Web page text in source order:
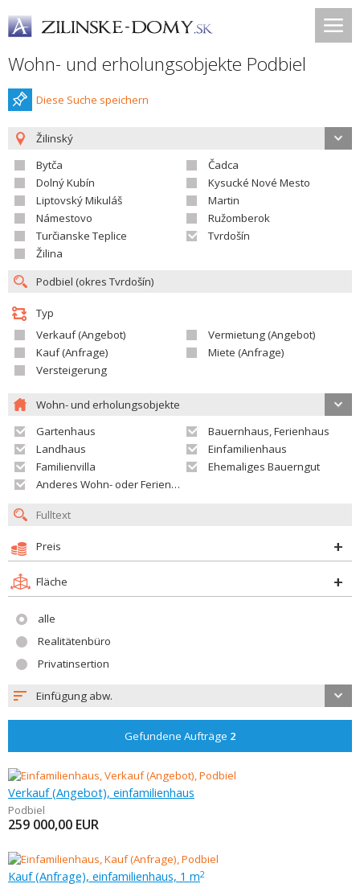
Wohn- und erholungsobjekte Podbiel
Diese Suche speichern
Žilinský
Bytča
Čadca
Dolný Kubín
Kysucké Nové Mesto
Liptovský Mikuláš
Martin
Námestovo
Ružomberok
Turčianske Teplice
Tvrdošín
Žilina
Typ
Verkauf (Angebot)
Vermietung (Angebot)
Kauf (Anfrage)
Miete (Anfrage)
Versteigerung
Wohn- und erholungsobjekte
Gartenhaus
Bauernhaus, Ferienhaus
Landhaus
Einfamilienhaus
Familienvilla
Ehemaliges Bauerngut
Anderes Wohn- oder Ferienobjekt
Preis
Fläche
alle
Realitätenbüro
Privatinsertion
Einfügung abw.
Gefundene Aufträge 2
Verkauf (Angebot), einfamilienhaus
Podbiel
259 000,00 EUR
Kauf (Anfrage), einfamilienhaus, 1 m2